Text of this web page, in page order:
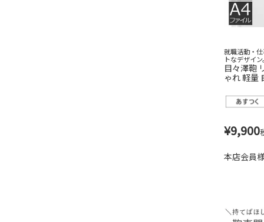
就職活動・
トなデザイ
目々澤鞄
ゃれ 軽量
¥9,900
本店会員